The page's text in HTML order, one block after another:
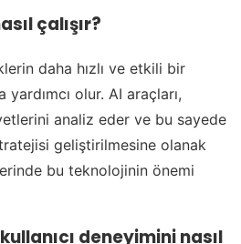
çalışır?
daha hızlı ve etkili bir
olur. AI araçları,
analiz eder ve bu sayede
geliştirilmesine olanak
bu teknolojinin önemi
deneyimini nasıl